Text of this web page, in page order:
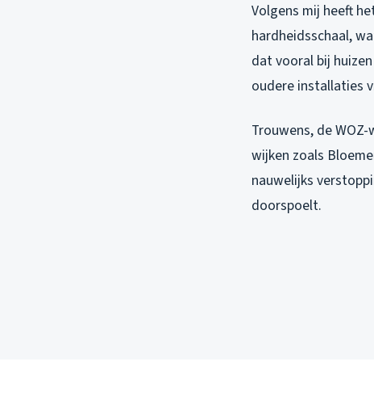
Volgens mij heeft
hardheidsschaal,
dat vooral bij
oudere installaties
Trouwens, de
wijken zoals
nauwelijks
doorspoelt.